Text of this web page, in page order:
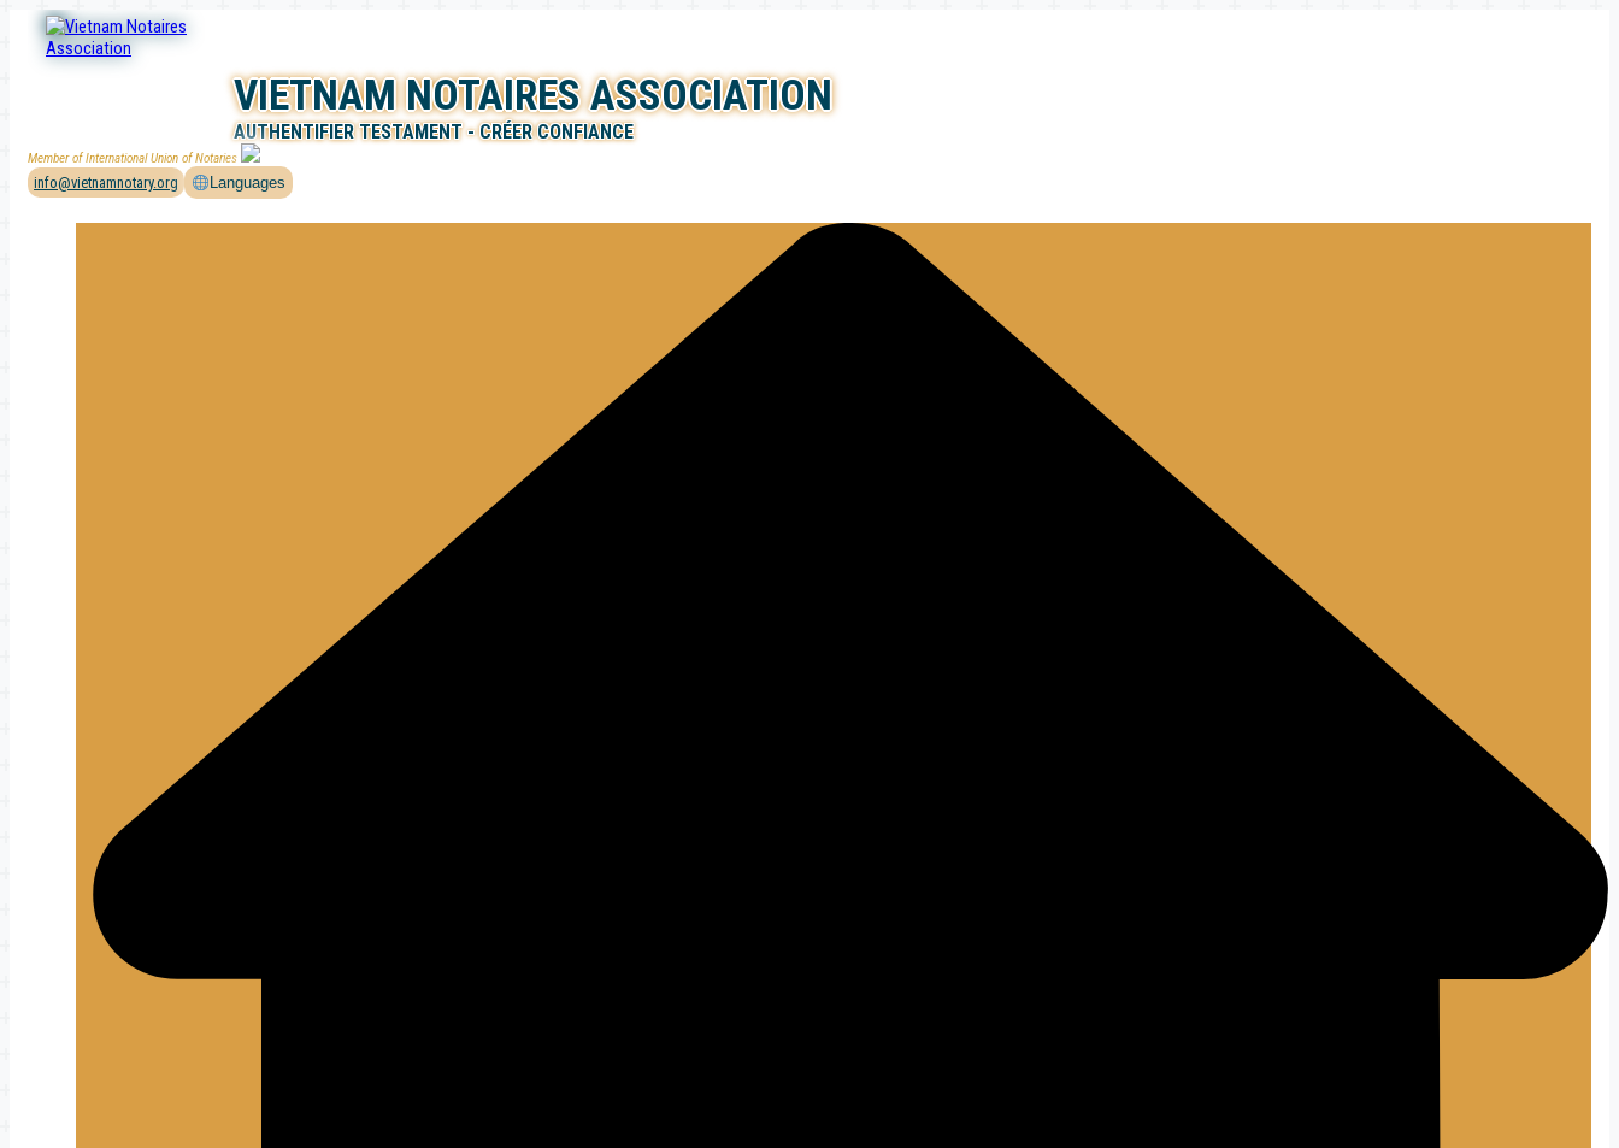
contenu
VIETNAM NOTAIRES ASSOCIATION
AUTHENTIFIER TESTAMENT - CRÉER CONFIANCE
Member of International Union of Notaries
info@vietnamnotary.org Languages